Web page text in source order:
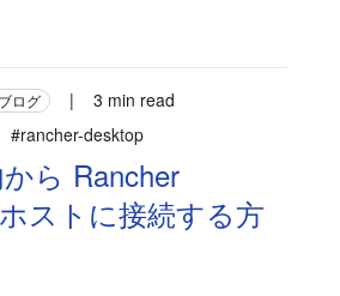
ブログ |
3 min read
#rancher-desktop
ら Rancher
ストに接続する方